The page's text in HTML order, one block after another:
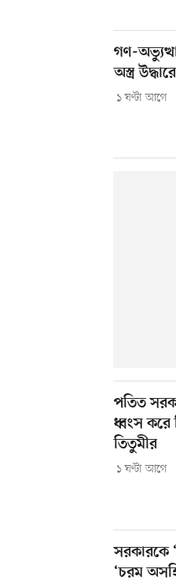
গণ-
অস্ত্র
১ ঘণ্টা আগে
পতিত
ধ্বংস করে
তিতুমীর
১ ঘণ্টা আগে
সরকারকে
‘চরম